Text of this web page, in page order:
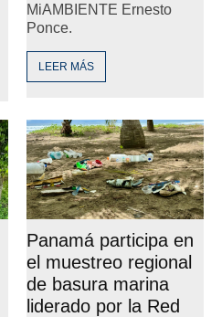
MiAMBIENTE Ernesto
Ponce.
LEER MÁS
Panamá participa en
el muestreo regional
de basura marina
liderado por la Red